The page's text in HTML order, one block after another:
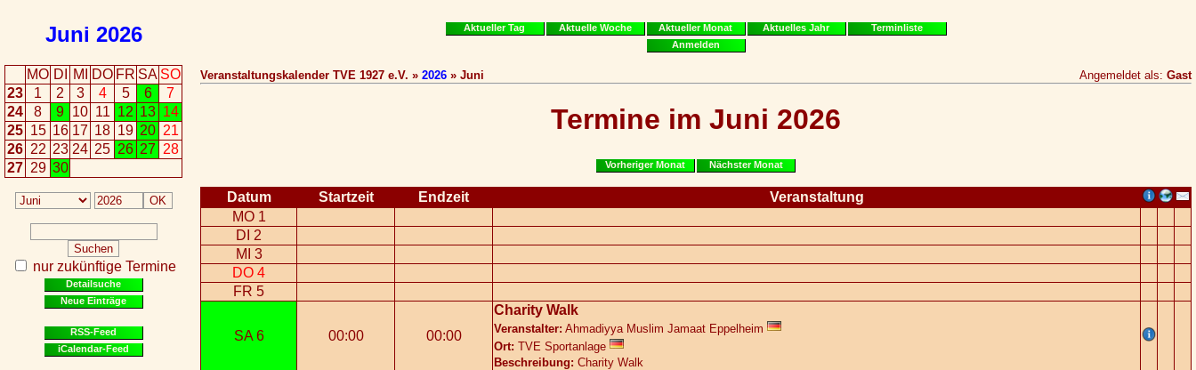
Juni 2026
MO DI MI DO FR SA SO
23
1 2 3 4 5 6
7
24
8 9 10 11 12 13 14
25 15 16 17 18 19 20 21
26 22 23 24 25 26 27 28
27 29 30
nur zukünftige Termine
Detailsuche
Neue Einträge
RSS-Feed
iCalendar-Feed
Aktueller Tag Aktuelle Woche Aktueller Monat Aktuelles Jahr
Terminliste
Anmelden
Veranstaltungskalender TVE 1927 e.V. » 2026 » Juni Angemeldet als: Gast
Termine im Juni 2026
Vorheriger Monat Nächster Monat
Datum Startzeit Endzeit
Veranstaltung
MO 1
DI 2
MI 3
DO 4
FR 5
SA 6 00:00 00:00
Charity Walk
Veranstalter: Ahmadiyya Muslim Jamaat Eppelheim
Ort: TVE Sportanlage
Beschreibung: Charity Walk